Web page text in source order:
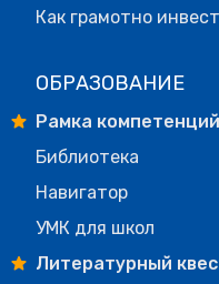
Как грамотно
ОБРАЗОВАНИЕ
Рамка компетенций
Библиотека
Навигатор
УМК для школ
Литературный